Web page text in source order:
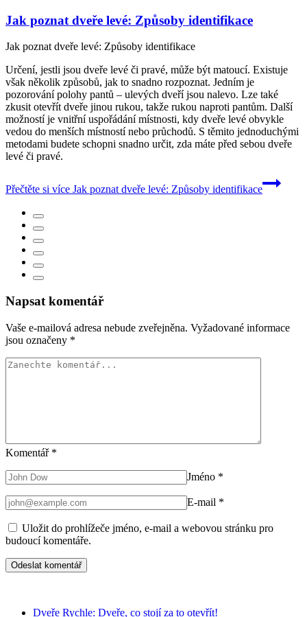
Jak poznat dveře levé: Způsoby identifikace
Jak poznat dveře levé: Způsoby identifikace
Určení, jestli jsou dveře levé či pravé, může být matoucí. Existuje
však několik způsobů, jak to snadno rozpoznat. Jedním je
pozorování polohy pantů – ulevých dveří jsou nalevo. Lze také
zkusit otevřít dveře jinou rukou, takže rukou naproti pantům. Další
možností je vnitřní uspořádání místnosti, kdy dveře levé obvykle
vedou do menších místností nebo průchodů. S těmito jednoduchými
metodami budete schopni snadno určit, zda máte před sebou dveře
levé či pravé.
Přečtěte si více Jak poznat dveře levé: Způsoby identifikace
Napsat komentář
Vaše e-mailová adresa nebude zveřejněna. Vyžadované informace
jsou označeny *
Komentář *
Jméno *
E-mail *
Uložit do prohlížeče jméno, e-mail a webovou stránku pro
budoucí komentáře.
Dveře Rychle: Dveře, co stojí za to otevřít!